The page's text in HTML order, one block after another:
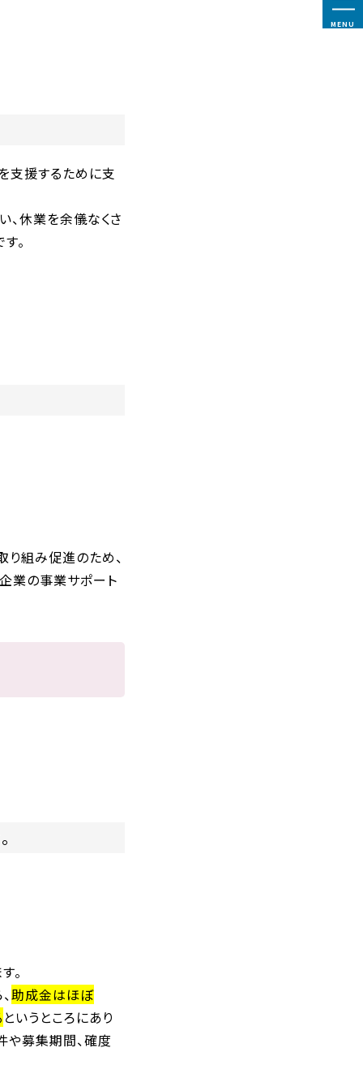
支援するために支
、休業を余儀なくさ
。
組み促進のため、
業の事業サポート
。
助成金はほぼ
というところにあり
や募集期間、確度
MENU